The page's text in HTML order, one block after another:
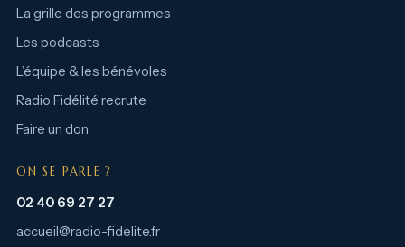
La grille des programmes
Les podcasts
L’équipe & les bénévoles
Radio Fidélité recrute
Faire un don
ON SE PARLE ?
02 40 69 27 27
accueil@radio-fidelite.fr